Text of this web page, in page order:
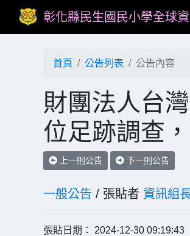
彰化縣民生國民小學全球
首頁 公告列表 公告內容
財團法人台
位足跡調查
上一則公告 下一則公告
一般公告 / 張貼者 資訊組
張貼日期： 2024-12-30